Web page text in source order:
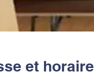
et horaire